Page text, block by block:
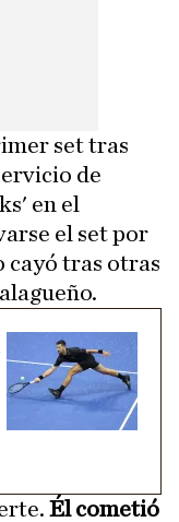
set tras
de
en el
el set por
tras otras
Él cometió